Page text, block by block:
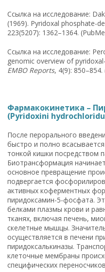
Ссылка на исследование:
(1969). Pyridoxal phosphate-
223(5207): 1362–1364.
Ссылка на исследование:
genomic overview of
EMBO Reports, 4(9): 850–854.
Фармакокинетика –
(Pyridoxini
После перорального
быстро и полно
тонкой кишки посредством
Биотрансформация
основное превращение
подвергается
активных коферментных
пиридоксамин-5-фосфата.
белками плазмы крови и
тканях, включая печень,
скелетные мышцы.
осуществляется в печени
пиридоксалькиназы.
клеточные мембраны
специфических